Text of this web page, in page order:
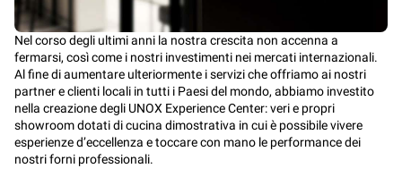
Nel corso degli ultimi anni la nostra crescita non accenna a
fermarsi, così come i nostri investimenti nei mercati internazionali.
Al fine di aumentare ulteriormente i servizi che offriamo ai nostri
partner e clienti locali in tutti i Paesi del mondo, abbiamo investito
nella creazione degli UNOX Experience Center: veri e propri
showroom dotati di cucina dimostrativa in cui è possibilevivere
esperienze d’eccellenza e toccare con mano le performance dei
nostri forni professionali.